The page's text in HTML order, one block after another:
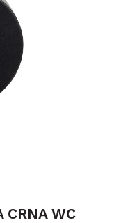
CRNA WC